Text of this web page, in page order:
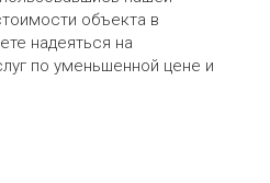
объекта в
надеяться на
по уменьшенной цене и